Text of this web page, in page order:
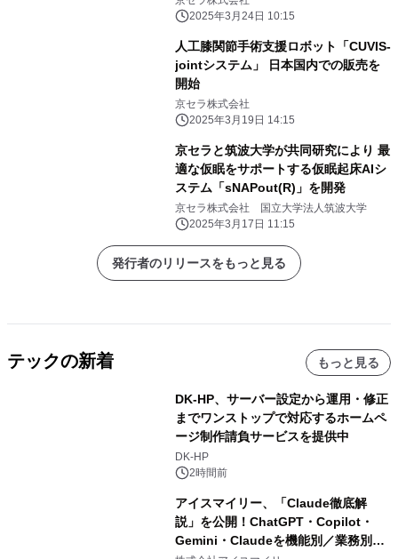
2025年3月24日 10:15
人工膝関節手術支援ロボット「CUVIS-
jointシステム」 日本国内での販売を
開始
京セラ株式会社
2025年3月19日 14:15
京セラと筑波大学が共同研究により 最
適な仮眠をサポートする仮眠起床AIシ
ステム「sNAPout(R)」を開発
京セラ株式会社 国立大学法人筑波大学
2025年3月17日 11:15
発行者のリリースをもっと見る
テックの新着 もっと見る
DK-HP、サーバー設定から運用・修正
までワンストップで対応するホームペ
ージ制作請負サービスを提供中
DK-HP
2時間前
アイスマイリー、「Claude徹底解
説」を公開！ChatGPT・Copilot・
Gemini・Claudeを機能別／業務別に